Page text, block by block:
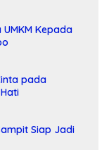
Kepada
pada
Siap Jadi